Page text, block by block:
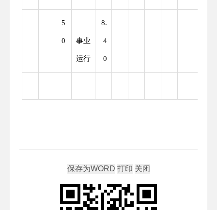
5
0 事业
运行
8.
4
0